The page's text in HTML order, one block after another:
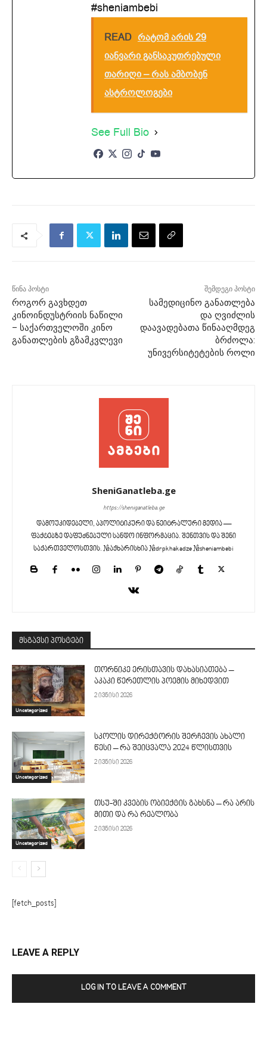
#sheniambebi
READ რატომ არის 29
იანვარი განსაკუთრებული
თარიღი – რას ამბობენ
ასტროლოგები
See Full Bio
წინა პოსტი
როგორ გავხდეთ
კინოინდუსტრიის ნაწილი
– საქართველოში კინო
განათლების გზამკვლევი
შემდეგი პოსტი
სამედიცინო განათლება
და ღვიძლის
დაავადებათა წინააღმდეგ
ბრძოლა:
უნივერსიტეტების როლი
SheniGanatleba.ge
https://sheniganatleba.ge
დამოუკიდებელი, აპოლიტიკური და ნეიტრალური მედია —
ფაქტებზე დაფუძნებული სანდო ინფორმაცია. შენთვის და შენი
საქართველოსთვის. #აქხარისხია #drpkhakadze #sheniambebi
მსგავსი პოსტები
Uncategorized
თორნიკე ერისთავის დახასიათება –
აკაკი წერეთლის პოემის მიხედვით
2 ივნისი 2026
Uncategorized
სკოლის დირექტორის შერჩევის ახალი
წესი – რა შეიცვალა 2024 წლისთვის
2 ივნისი 2026
Uncategorized
თსუ-ში კვების ობიექტის გახსნა – რა არის
მითი და რა რეალობა
2 ივნისი 2026
[fetch_posts]
LEAVE A REPLY
LOG IN TO LEAVE A COMMENT